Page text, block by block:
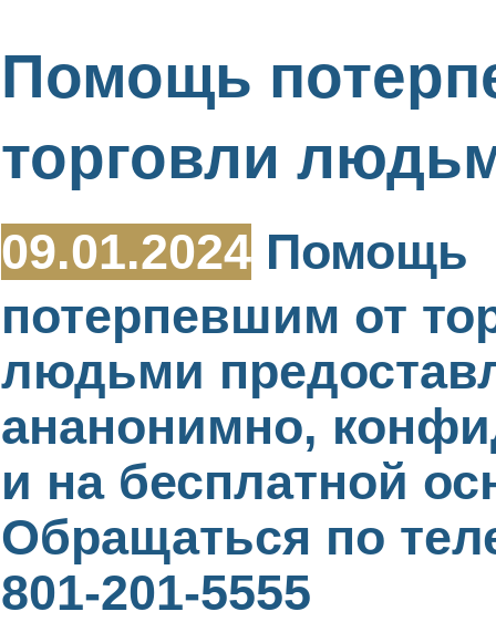
Помощь
торговли
09.01.2024 Помощь
потерпевшим от
людьми
ананонимно,
и на бесплатной
Обращаться по
801-201-5555